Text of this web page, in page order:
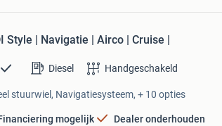
Style | Navigatie | Airco | Cruise |
Diesel Handgeschakeld
stuurwiel, Navigatiesysteem, + 10 opties
mogelijk Dealer onderhouden